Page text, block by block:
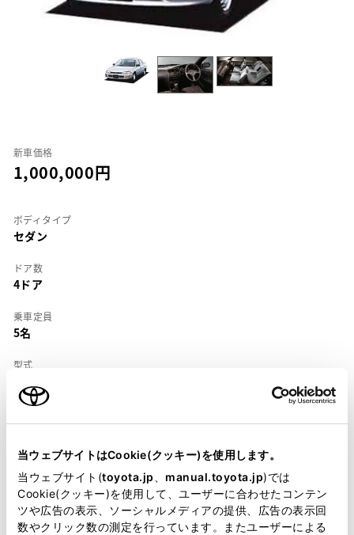
当ウェブサイトはCookie(クッキー)を使用します。
当ウェブサイト(toyota.jp manual.toyota.jp)では
Cookie(クッキー)を使用して、ユーザーに合わせたコンテン
ツや広告の表示、ソーシャルメディアの提供、広告の表示回
数やクリック数の測定を行っています。またユーザーによる
新車価格
1,000,000
ボディタイプ
セダン
ドア数
4ドア
乗車定員
5名
型式
4290×1685×1375mm
ホイールベース ※1
2465mm
トレッド前／後
1470/1460mm